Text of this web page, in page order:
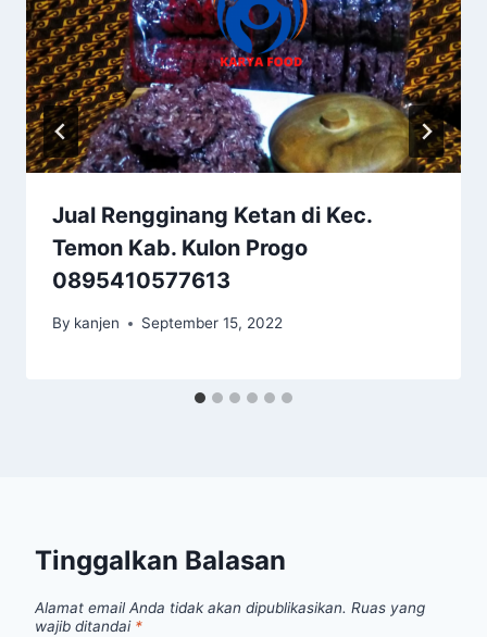
Jual Rengginang Ketan di Kec.
Temon Kab. Kulon Progo
0895410577613
By kanjen September 15, 2022
Tinggalkan Balasan
Alamat email Anda tidak akan dipublikasikan. Ruas yang
wajib ditandai *